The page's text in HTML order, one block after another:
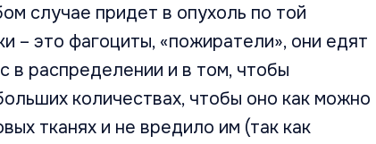
случае придет в опухоль по той
– это фагоциты, «пожиратели», они едят
в распределении и в том, чтобы
количествах, чтобы оно как можно
тканях и не вредило им (так как